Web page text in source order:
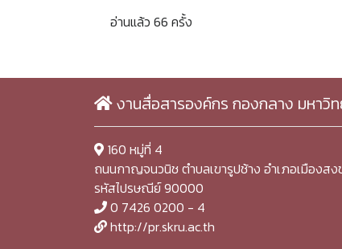
อ่านแล้ว 66 ครั้ง
งานสื่อสารองค์กร กองกลาง มหาวิ
160 หมู่ที่ 4
ถนนกาญจนวนิช ตำบลเขารูปช้าง อำเภอเมืองส
รหัสไปรษณีย์ 90000
0 7426 0200 - 4
http://pr.skru.ac.th